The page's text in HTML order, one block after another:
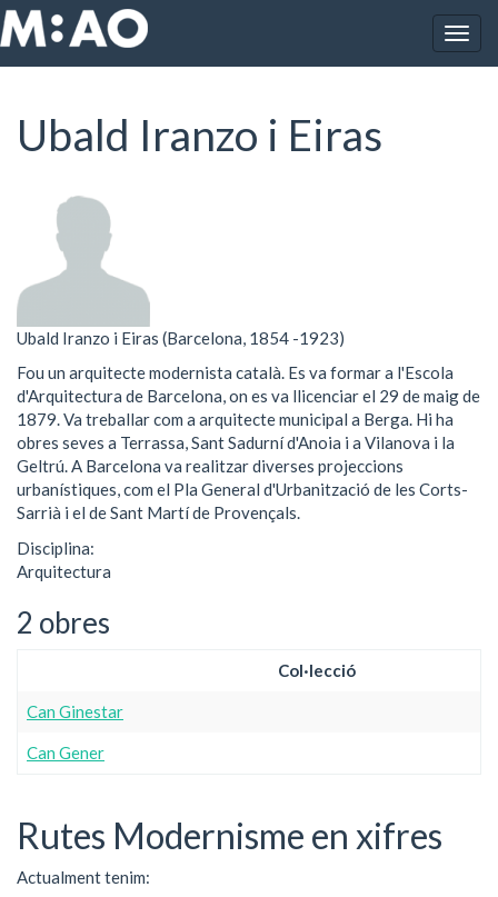
Vés al contingut
Inici Ubald Iranzo i Eiras
Ubald Iranzo i Eiras
Ubald Iranzo i Eiras (Barcelona, 1854 -1923)
Fou un arquitecte modernista català. Es va formar a l'Escola
d'Arquitectura de Barcelona, on es va llicenciar el 29 de maig de
1879. Va treballar com a arquitecte municipal a Berga. Hi ha
obres seves a Terrassa, Sant Sadurní d'Anoia i a Vilanova i la
Geltrú. A Barcelona va realitzar diverses projeccions
urbanístiques, com el Pla General d'Urbanització de les Corts-
Sarrià i el de Sant Martí de Provençals.
Disciplina:
Arquitectura
2 obres
Col·lecció
Can Ginestar
Can Gener
Rutes Modernisme en xifres
Actualment tenim: